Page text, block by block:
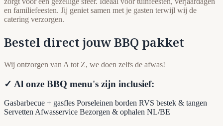
en familiefeesten. Jij geniet samen met je gasten terwijl wij de
catering verzorgen.
Bestel direct jouw BBQ pakket
Wij ontzorgen van A tot Z, we doen zelfs de afwas!
✓ Al onze BBQ menu's zijn inclusief:
Gasbarbecue + gasfles Porseleinen borden RVS bestek & tangen
Servetten Afwasservice Bezorgen & ophalen NL/BE